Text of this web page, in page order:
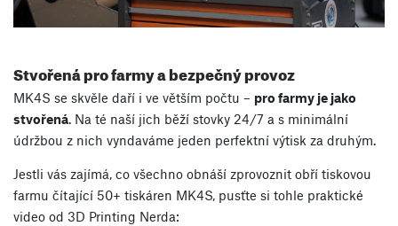
Stvořená pro farmy a bezpečný provoz
MK4S se skvěle daří i ve větším počtu – pro farmy je jako
stvořená. Na té naší jich běží stovky 24/7 a s minimální
údržbou z nich vyndaváme jeden perfektní výtisk za druhým.
Jestli vás zajímá, co všechno obnáší zprovoznit obří tiskovou
farmu čítající 50+ tiskáren MK4S, pusťte si tohle praktické
video od 3D Printing Nerda: